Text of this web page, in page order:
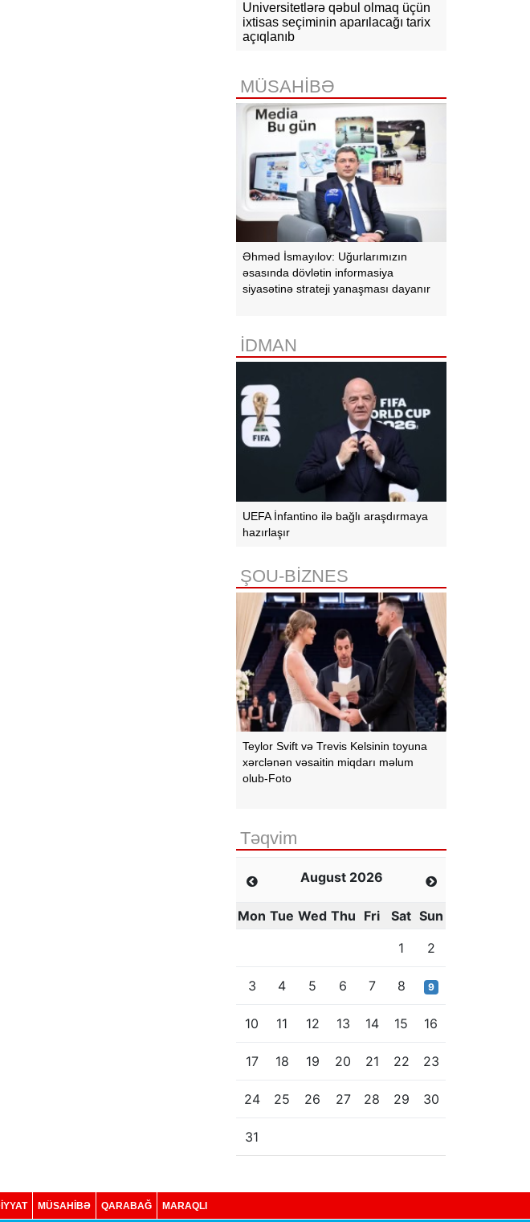
Universitetlərə qəbul olmaq üçün
ixtisas seçiminin aparılacağı tarix
açıqlanıb
MÜSAHİBƏ
Əhməd İsmayılov: Uğurlarımızın
əsasında dövlətin informasiya
siyasətinə strateji yanaşması dayanır
İDMAN
UEFA İnfantino ilə bağlı araşdırmaya
hazırlaşır
ŞOU-BİZNES
Teylor Svift və Trevis Kelsinin toyuna
xərclənən vəsaitin miqdarı məlum
olub-Foto
Təqvim
August 2026
Mon Tue Wed Thu Fri Sat Sun
1
2
3 4 5 6 7 8 9
10 11 12 13 14 15 16
17 18 19 20 21 22 23
24 25 26 27 28 29 30
31
MÜSAHİBƏ QARABAĞ MARAQLI